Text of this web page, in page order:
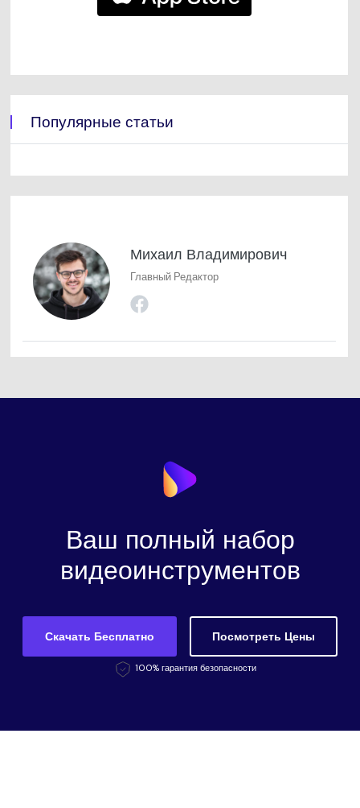
Популярные статьи
Михаил Владимирович
Главный Редактор
Ваш полный набор
видеоинструментов
Скачать Бесплатно Посмотреть Цены
100% гарантия безопасности